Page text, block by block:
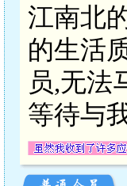
江南北
的生活
员,无法
等待与